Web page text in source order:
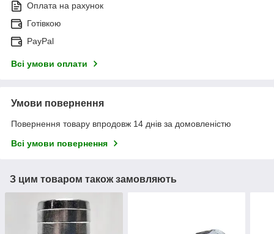
Оплата на рахунок
Готівкою
PayPal
Всі умови оплати
Умови повернення
Повернення товару впродовж 14 днів за домовленістю
Всі умови повернення
З цим товаром також замовляють